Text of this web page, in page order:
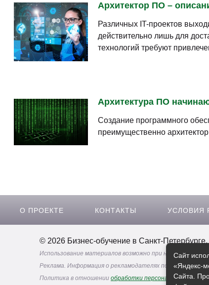
Архитектор ПО –
Различных IT-проектов
действительно лишь для
технологий требуют
Архитектура ПО
Создание программного
преимущественно
О ПРОЕКТЕ КОНТАКТЫ УСЛОВИЯ
© 2026 Бизнес-обучение в Санкт-Петербурге.
Использование материалов возможно при наличии
Реклама. Информация о рекламодателях по ссылкам
Политика в отношении обработки персональных данных
Сайт
«Яндекс-
Сайта.